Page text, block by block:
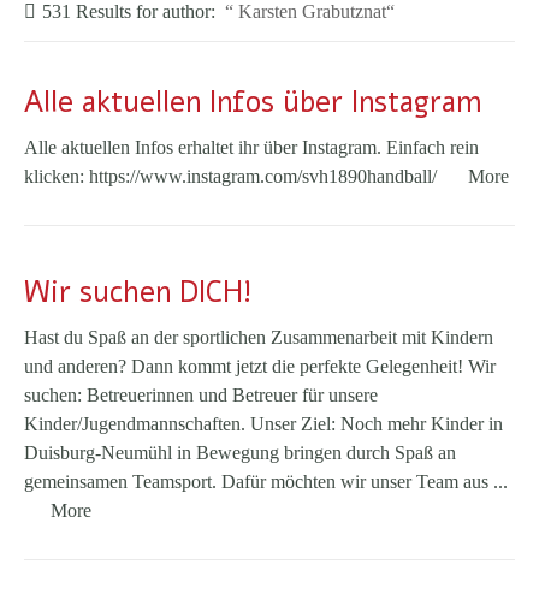
531 Results forauthor: Karsten Grabutznat
Alle aktuellen Infos über Instagram
Alle aktuellen Infos erhaltet ihr über Instagram. Einfach rein
klicken: https://www.instagram.com/svh1890handball/
More
Wir suchen DICH!
Hast du Spaß an der sportlichen Zusammenarbeit mit Kindern
und anderen? Dann kommt jetzt die perfekte Gelegenheit! Wir
suchen: Betreuerinnen und Betreuer für unsere
Kinder/Jugendmannschaften. Unser Ziel: Noch mehr Kinder in
Duisburg-Neumühl in Bewegung bringen durch Spaß an
gemeinsamen Teamsport. Dafür möchten wir unser Team aus ...
More